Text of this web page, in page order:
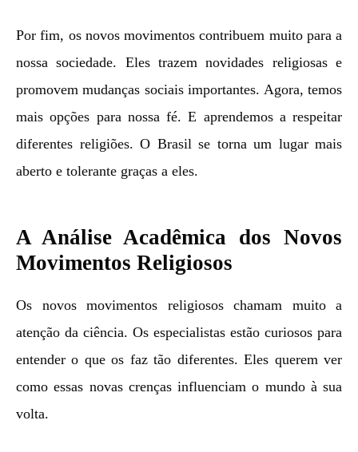
Por fim, os novos movimentos contribuem muito para a
nossa sociedade. Eles trazem novidades religiosas e
promovem mudanças sociais importantes. Agora, temos
mais opções para nossa fé. E aprendemos a respeitar
diferentes religiões. O Brasil se torna um lugar mais
aberto e tolerante graças a eles.
A Análise Acadêmica dos Novos
Movimentos Religiosos
Os novos movimentos religiosos chamam muito a
atenção da ciência. Os especialistas estão curiosos para
entender o que os faz tão diferentes. Eles querem ver
como essas novas crenças influenciam o mundo à sua
volta.